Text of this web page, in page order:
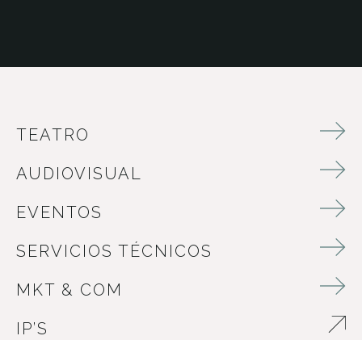
TEATRO
AUDIOVISUAL
EVENTOS
SERVICIOS TÉCNICOS
MKT & COM
IP’S